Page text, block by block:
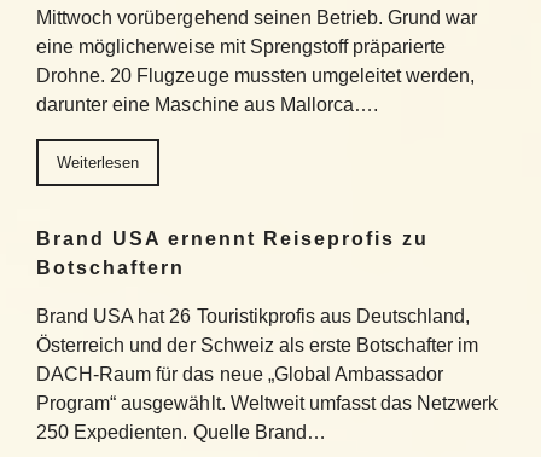
Mittwoch vorübergehend seinen Betrieb. Grund war
eine möglicherweise mit Sprengstoff präparierte
Drohne. 20 Flugzeuge mussten umgeleitet werden,
darunter eine Maschine aus Mallorca….
Weiterlesen
Brand USA ernennt Reiseprofis zu
Botschaftern
Brand USA hat 26 Touristikprofis aus Deutschland,
Österreich und der Schweiz als erste Botschafter im
DACH-Raum für das neue „Global Ambassador
Program“ ausgewählt. Weltweit umfasst das Netzwerk
250 Expedienten. Quelle Brand…